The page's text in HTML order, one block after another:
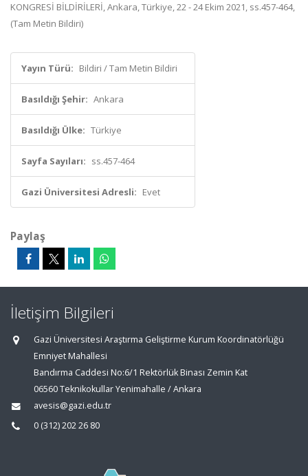
KONGRESİ BİLDİRİLERİ, Ankara, Türkiye, 22 - 24 Ekim 2021, ss.457-464,
(Tam Metin Bildiri)
Yayın Türü: Bildiri / Tam Metin Bildiri
Basıldığı Şehir: Ankara
Basıldığı Ülke: Türkiye
Sayfa Sayıları: ss.457-464
Gazi Üniversitesi Adresli: Evet
Paylaş
İletişim Bilgileri
Gazi Üniversitesi Araştırma Geliştirme Kurum Koordinatörlüğü
Emniyet Mahallesi
Bandırma Caddesi No:6/1 Rektörlük Binası Zemin Kat
06560 Teknikokullar Yenimahalle / Ankara
avesis@gazi.edu.tr
0 (312) 202 26 80